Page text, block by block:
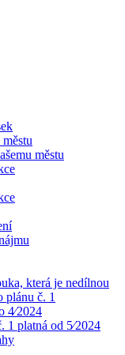
městu
která je nedílnou
plánu č. 1
4⁄2024
1 platná od 5⁄2024